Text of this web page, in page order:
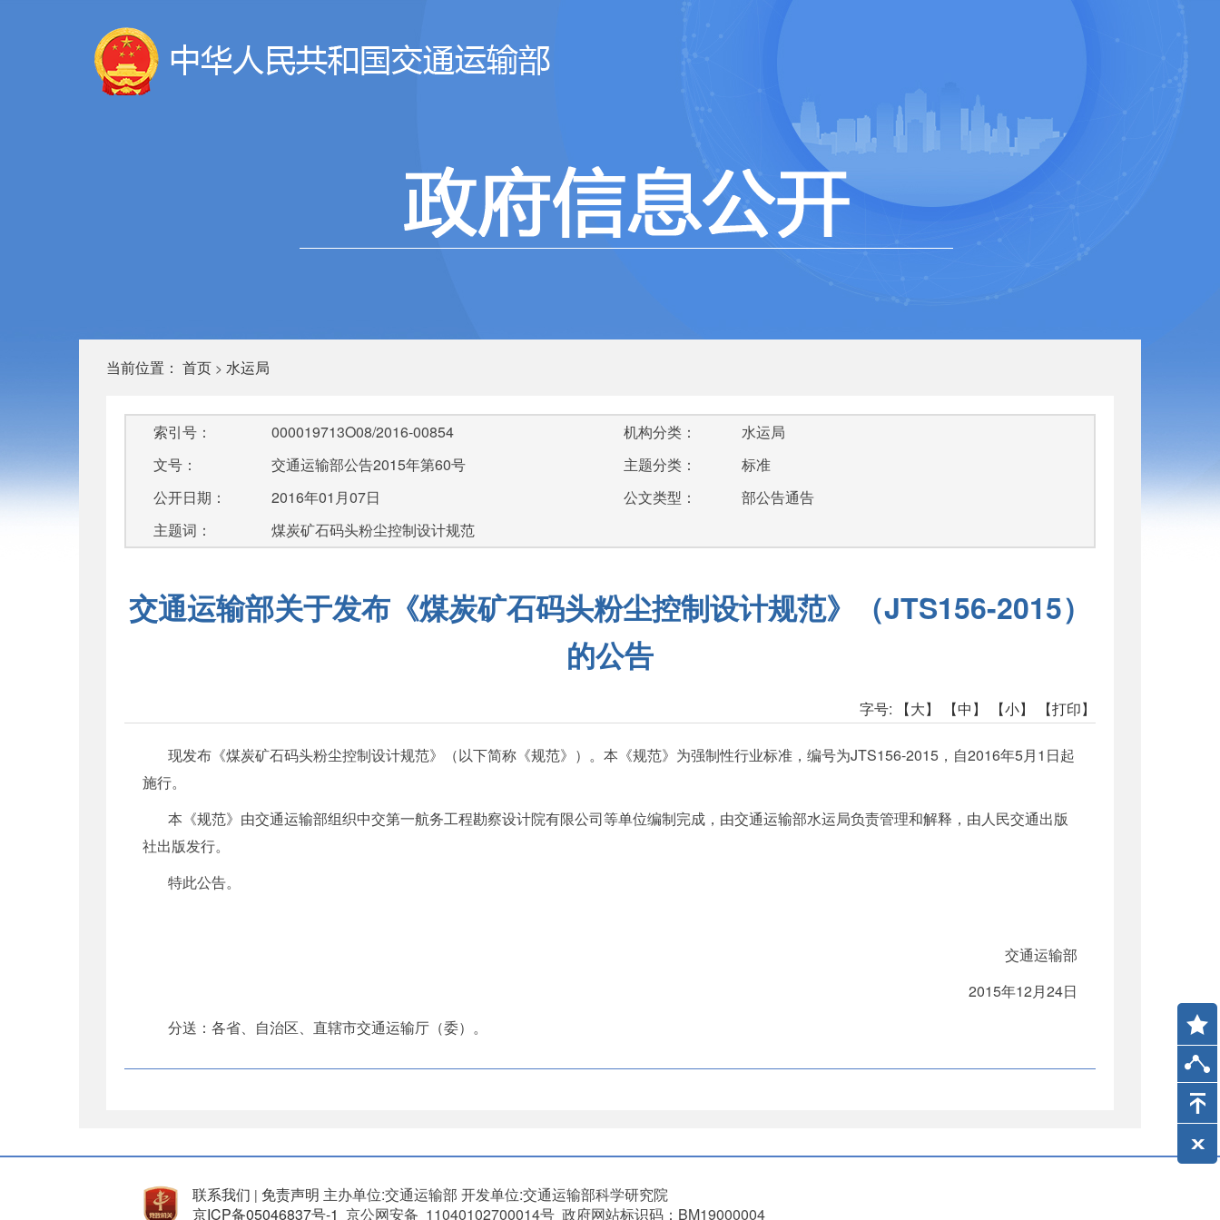
当前位置： 首页 > 水运局
索引号：
000019713O08/2016-00854
文号：
交通运输部公告2015年第60号
公开日期：
2016年01月07日
主题词：
煤炭矿石码头粉尘控制设计规范
机构分类：
水运局
主题分类：
标准
公文类型：
部公告通告
交通运输部关于发布《煤炭矿石码头粉尘控制设计规范》（JTS156-2015）
的公告
字号: 【大】 【中】 【小】 【打印】
现发布《煤炭矿石码头粉尘控制设计规范》（以下简称《规范》）。本《规范》为强制性行业标准，编号为JTS156-2015 ，自2016年5月1 日起
施行。
本《规范》由交通运输部组织中交第一航务工程勘察设计院有限公司等单位编制完成，由交通运输部水运局负责管理和解释，由人民交通出版
社出版发行。
特此公告。
交通运输部
2015年12月24日
分送：各省、自治区、直辖市交通运输厅（委）。
联系我们 | 免责声明 主办单位:交通运输部 开发单位:交通运输部科学研究院
京ICP备05046837号-1 京公网安备 11040102700014号 政府网站标识码：BM19000004